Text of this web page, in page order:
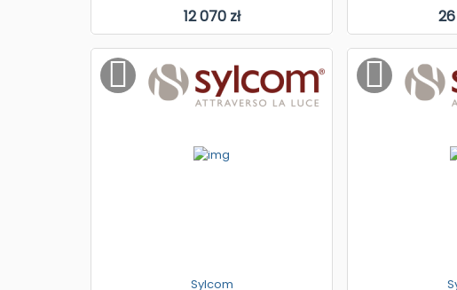
12 070 zł
Sylcom